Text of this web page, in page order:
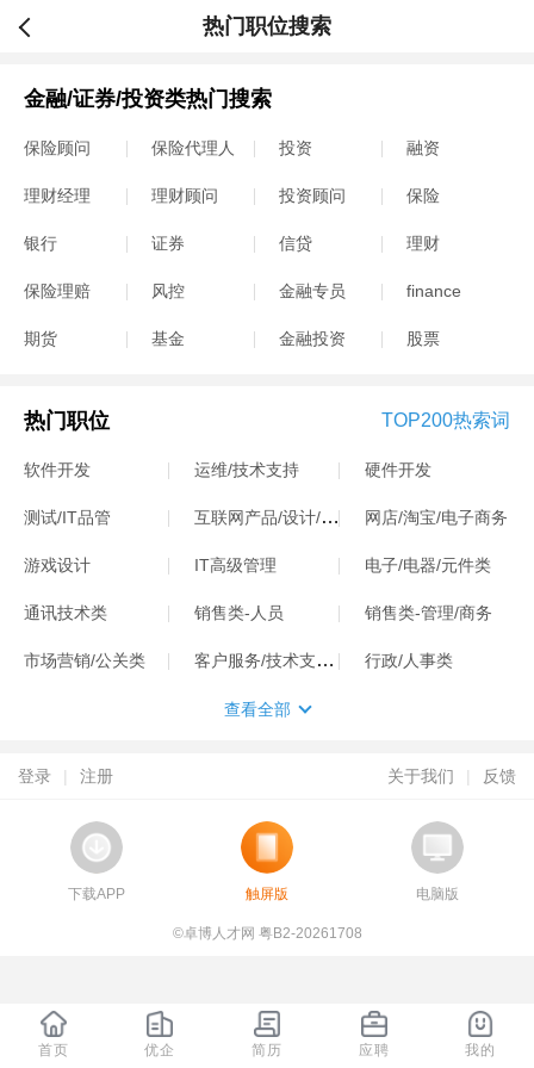
热门职位搜索
金融/证券/投资类热门搜索
保险顾问 保险代理人 投资 融资
理财经理 理财顾问 投资顾问 保险
银行 证券 信贷 理财
保险理赔 风控 金融专员 finance
期货 基金 金融投资 股票
热门职位 TOP200热索词
软件开发 运维/技术支持 硬件开发
测试/IT品管 互联网产品/设计/运营 网店/淘宝/电子商务
游戏设计 IT高级管理 电子/电器/元件类
通讯技术类 销售类-人员 销售类-管理/商务
市场营销/公关类 客户服务/技术支持类 行政/人事类
查看全部
登录 | 注册 关于我们 | 反馈
下载APP 触屏版 电脑版
©卓博人才网 粤B2-20261708
首页 优企 简历 应聘 我的